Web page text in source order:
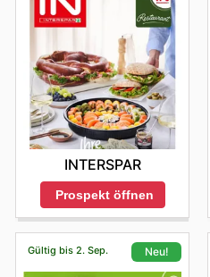
INTERSPAR
Prospekt öffnen
Gültig bis 2. Sep. Neu!